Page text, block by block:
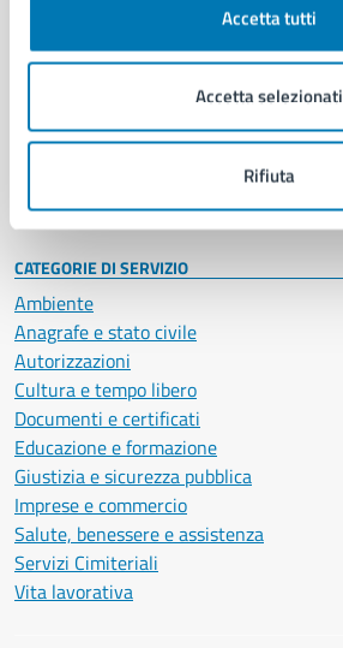
Accetta tutti
Accetta selezionati
Rifiuta
Enti e fondazioni
Personale amministrativo
Intranet, posta aziendale e protocollo
CATEGORIE DI SERVIZIO
Ambiente
Anagrafe e stato civile
Autorizzazioni
Cultura e tempo libero
Documenti e certificati
Educazione e formazione
Giustizia e sicurezza pubblica
Imprese e commercio
Salute, benessere e assistenza
Servizi Cimiteriali
Vita lavorativa